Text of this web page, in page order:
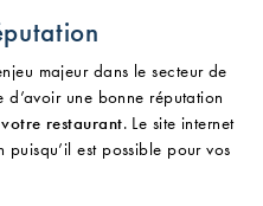
majeur dans le secteur de
une bonne réputation
restaurant. Le site internet
est possible pour vos